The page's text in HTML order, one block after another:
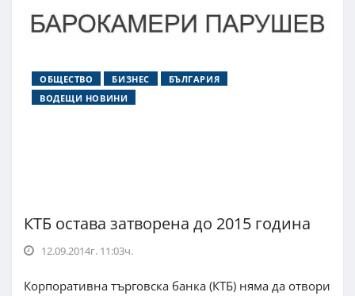
ОБЩЕСТВО БИЗНЕС
БЪЛГАРИЯ
ВОДЕЩИ НОВИНИ
КТБ остава затворена до 2015 година
12.09.2014г. 11:03ч.
Корпоративна търговска банка (КТБ) няма да отвори